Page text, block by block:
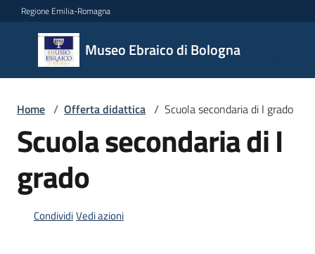
Vai al contenuto
Vai alla navigazione
Vai al footer
Regione Emilia-Romagna
Museo Ebraico di Bologna
Museo
Ebraico
di
Bologna
museo
Home / Offerta didattica / Scuola secondaria di I grado
Scuola secondaria di I
grado
CondividiVedi azioni